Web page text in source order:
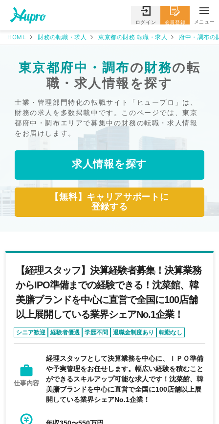
ログイン 会員登録 メニュー
HOME 財務の転職・求人 東京都の財務 転職・求人 府中・調布の
東京都府中・調布の財務の転
職・求人情報を探す
士業・管理部門特化の転職サイト「ヒュープロ」は、
財務の求人を多数掲載中です。このページでは、東京
都府中・調布エリアで募集中の財務の転職・求人情報
をお届けします。
求人情報を探す
【無料】キャリアサポートに
登録する
【経理スタッフ】決算経験者募集！決算業務
からIPO準備までの経験できる！沈菜館、韓
美膳ブランドを中⼼に直営で全国に100店舗
以上展開している業界シェアNo.1企業！
シニア歓迎 経験者優遇 学歴不問 退職金制度あり 転勤なし
仕事内容
経理スタッフとして決算業務を中心に、ＩＰＯ準備
や予実管理をお任せします。幅広い経験を積むこと
ができるスキルアップ可能な求人です！沈菜館、韓
美膳ブランドを中⼼に直営で全国に100店舗以上展
開している業界シェアNo.1企業！